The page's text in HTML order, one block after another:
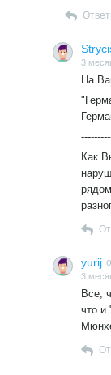
3
На
Как
yurij
3
Все,
что и